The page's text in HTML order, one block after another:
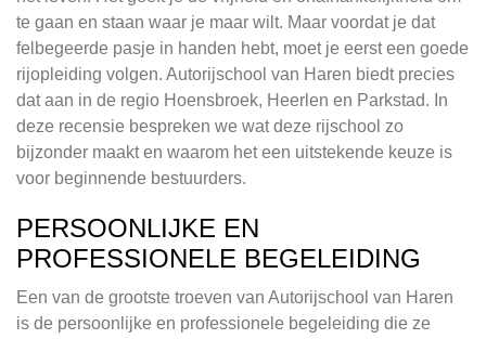
te gaan en staan waar je maar wilt. Maar voordat je dat
felbegeerde pasje in handen hebt, moet je eerst een goede
rijopleiding volgen. Autorijschool van Haren biedt precies
dat aan in de regio Hoensbroek, Heerlen en Parkstad. In
deze recensie bespreken we wat deze rijschool zo
bijzonder maakt en waarom het een uitstekende keuze is
voor beginnende bestuurders.
PERSOONLIJKE EN
PROFESSIONELE BEGELEIDING
Een van de grootste troeven van Autorijschool van Haren
is de persoonlijke en professionele begeleiding die ze